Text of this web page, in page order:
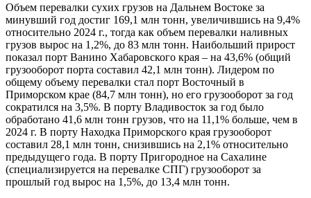
Объем перевалки сухих грузов на Дальнем Востоке за
минувший год достиг 169,1 млн тонн, увеличившись на 9,4%
относительно 2024 г., тогда как объем перевалки наливных
грузов вырос на 1,2%, до 83 млн тонн. Наибольший прирост
показал порт Ванино Хабаровского края – на 43,6% (общий
грузооборот порта составил 42,1 млн тонн). Лидером по
общему объему перевалки стал порт Восточный в
Приморском крае (84,7 млн тонн), но его грузооборот за год
сократился на 3,5%. В порту Владивосток за год было
обработано 41,6 млн тонн грузов, что на 11,1% больше, чем в
2024 г. В порту Находка Приморского края грузооборот
составил 28,1 млн тонн, снизившись на 2,1% относительно
предыдущего года. В порту Пригородное на Сахалине
(специализируется на перевалке СПГ) грузооборот за
прошлый год вырос на 1,5%, до 13,4 млн тонн.